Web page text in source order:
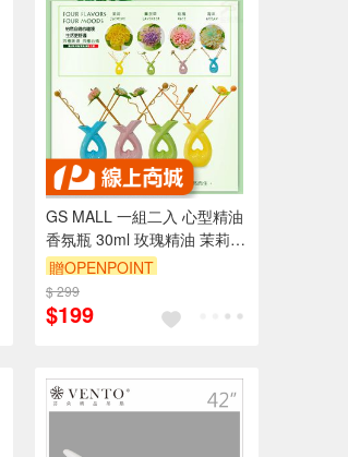
GS MALL 一組二入 心型精油
香氛瓶 30ml 玫瑰精油 茉莉精
油 海洋精油 薰衣草精油 擴香
瓶 芬香瓶 香薰瓶
贈OPENPOINT
$ 299
$199